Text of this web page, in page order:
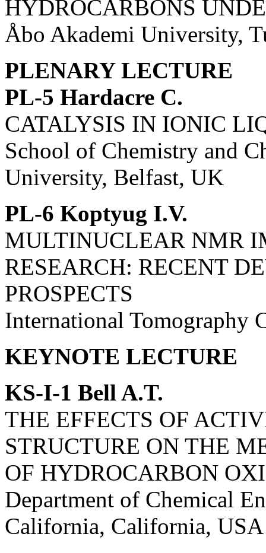
HYDROCARBONS
Åbo Akademi University,
PLENARY LECTURE
PL-5 Hardacre C.
CATALYSIS IN IONIC
School of Chemistry and
University, Belfast, UK
PL-6 Koptyug I.V.
MULTINUCLEAR NMR
RESEARCH: RECENT
PROSPECTS
International Tomography
KEYNOTE LECTURE
KS-I-1 Bell A.T.
THE EFFECTS OF
STRUCTURE ON THE
OF HYDROCARBON
Department of Chemical
California, California, USA